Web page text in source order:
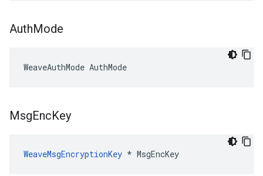
AuthMode
WeaveAuthMode AuthMode
MsgEncKey
WeaveMsgEncryptionKey * MsgEncKey